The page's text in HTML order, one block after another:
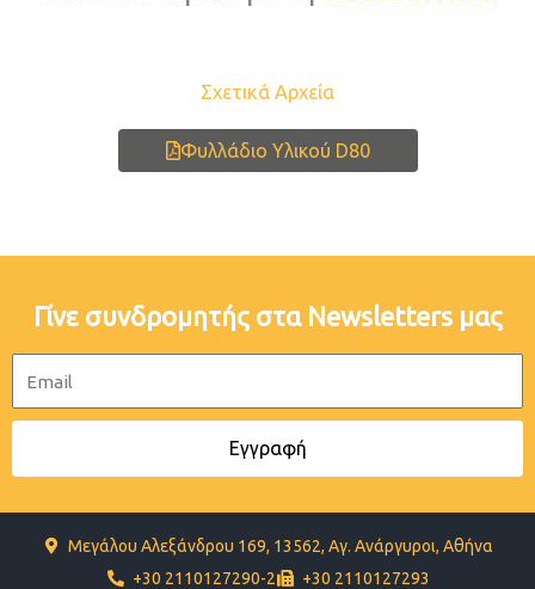
Σχετικά Αρχεία
Φυλλάδιο Υλικού D80
Γίνε συνδρομητής στα Newsletters μας
Εγγραφή
Μεγάλου Αλεξάνδρου 169, 13562, Αγ. Ανάργυροι, Αθήνα
+30 2110127290-2
+30 2110127293